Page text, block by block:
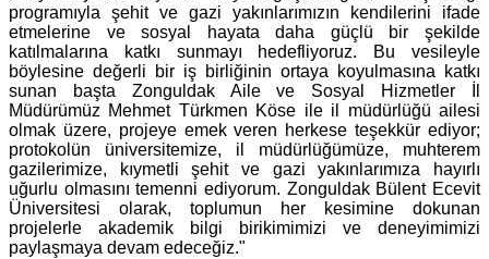
programıyla şehit ve gazi yakınlarımızın kendilerini ifade
etmelerine ve sosyal hayata daha güçlü bir şekilde
katılmalarına katkı sunmayı hedefliyoruz. Bu vesileyle
böylesine değerli bir iş birliğinin ortaya koyulmasına katkı
sunan başta Zonguldak Aile ve Sosyal Hizmetler İl
Müdürümüz Mehmet Türkmen Köse ile il müdürlüğü ailesi
olmak üzere, projeye emek veren herkese teşekkür ediyor;
protokolün üniversitemize, il müdürlüğümüze, muhterem
gazilerimize, kıymetli şehit ve gazi yakınlarımıza hayırlı
uğurlu olmasını temenni ediyorum. Zonguldak Bülent Ecevit
Üniversitesi olarak, toplumun her kesimine dokunan
projelerle akademik bilgi birikimimizi ve deneyimimizi
paylaşmaya devam edeceğiz."